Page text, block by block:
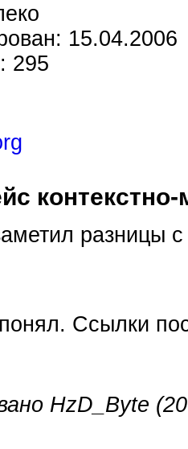
15.04.2006
295
разницы
Ссылки
HzD_Byte